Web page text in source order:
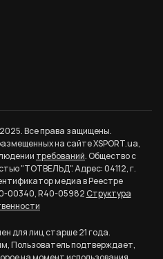
Все права защищены.
на сайте XSPORT.ua,
требований. Общество с
"ТОТВЕЛЬД". Адрес: 04112, г.
медиа в Реестре
00340, R40-05982Структура
для лиц старше 21 года.
Пользователь подтверждает,